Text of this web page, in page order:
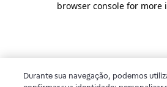
browser console for more
Durante sua navegação, podemos